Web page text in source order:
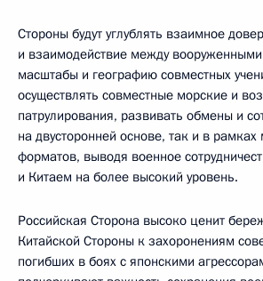
Стороны будут углублять взаимное
и взаимодействие между
масштабы и географию совместных
осуществлять совместные морские и
патрулирования, развивать обмены и
на двусторонней основе, так и в рамках
форматов, выводя военное
и Китаем на более высокий уровень.
Российская Сторона высоко ценит
Китайской Стороны к захоронениям
погибших в боях с японскими